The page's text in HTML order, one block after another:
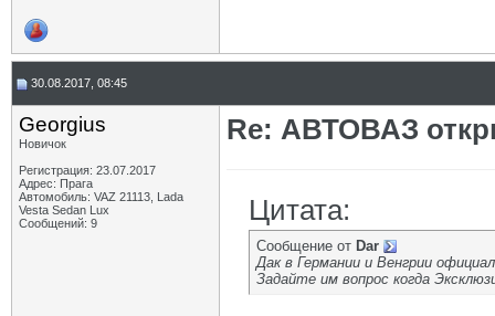
30.08.2017, 08:45
Georgius
Новичок
Регистрация: 23.07.2017
Адрес: Прага
Автомобиль: VAZ 21113, Lada
Vesta Sedan Lux
Сообщений: 9
Re: АВТОВАЗ
Цитата:
Сообщение от Dar
Дак в Германии и Венгрии
Задайте им вопрос когда